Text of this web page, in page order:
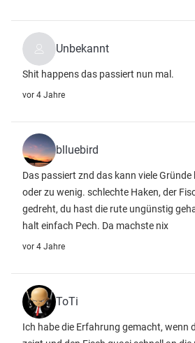
Unbekannt
Shit happens das passiert nun mal.
vor 4 Jahre
blluebird
Das passiert znd das kann viele Gründe
oder zu wenig. schlechte Haken, der
gedreht, du hast die rute ungünstig
halt einfach Pech. Da machste nix
vor 4 Jahre
ToTi
Ich habe die Erfahrung gemacht, wenn